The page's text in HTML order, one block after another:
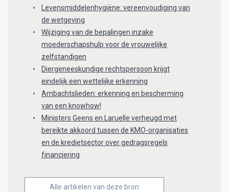
Levensmiddelenhygiëne: vereenvoudiging van
de wetgeving
Wijziging van de bepalingen inzake
moederschapshulp voor de vrouwelijke
zelfstandigen
Diergeneeskundige rechtspersoon krijgt
eindelijk een wettelijke erkenning
Ambachtslieden: erkenning en bescherming
van een knowhow!
Ministers Geens en Laruelle verheugd met
bereikte akkoord tussen de KMO-organisaties
en de kredietsector over gedragsregels
financiering
Alle artikelen van deze bron